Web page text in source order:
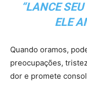
“LANCE
ELE
Quando oramos,
preocupações,
dor e promete